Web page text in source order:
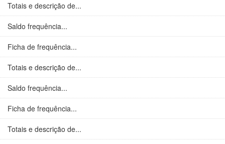
Totais e descrição de...
Saldo frequência...
Ficha de frequência...
Totais e descrição de...
Saldo frequência...
Ficha de frequência...
Totais e descrição de...